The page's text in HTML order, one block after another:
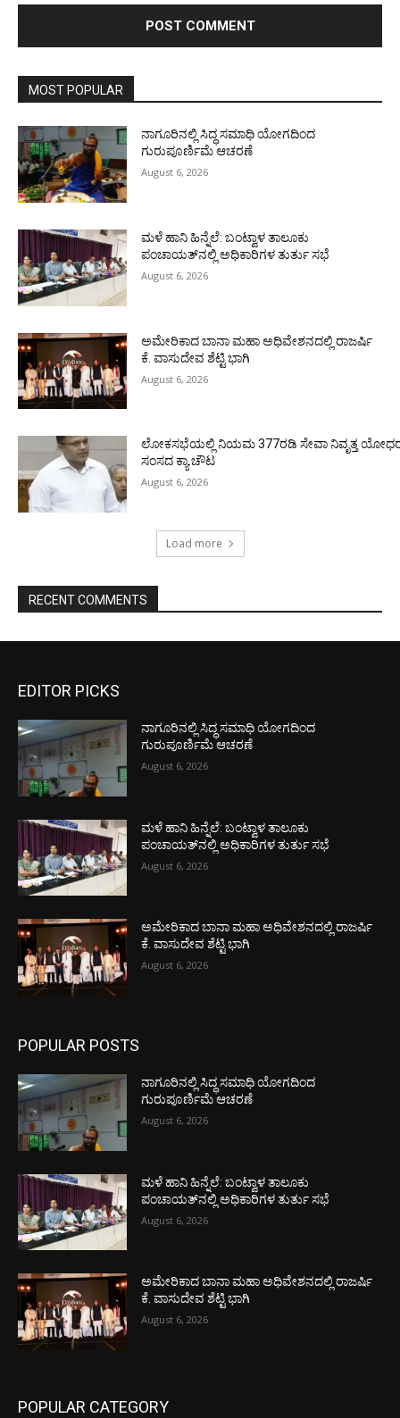
MOST POPULAR
ನಾಗೂರಿನಲ್ಲಿ ಸಿದ್ಧ ಸಮಾಧಿ ಯೋಗದಿಂದ
ಗುರುಪೂರ್ಣಿಮೆ ಆಚರಣೆ
August 6, 2026
ಮಳೆ ಹಾನಿ ಹಿನ್ನೆಲೆ: ಬಂಟ್ವಾಳ ತಾಲೂಕು
ಪಂಚಾಯತ್‌ನಲ್ಲಿ ಅಧಿಕಾರಿಗಳ ತುರ್ತು ಸಭೆ
August 6, 2026
ಅಮೇರಿಕಾದ ಬಾನಾ ಮಹಾ ಅಧಿವೇಶನದಲ್ಲಿ ರಾಜರ್ಷಿ
ಕೆ. ವಾಸುದೇವ ಶೆಟ್ಟಿ ಭಾಗಿ
August 6, 2026
ಲೋಕಸಭೆಯಲ್ಲಿ ನಿಯಮ 377ರಡಿ ಸೇವಾ ನಿವೃತ್ತ
ಸಂಸದ ಕ್ಯಾ.ಚೌಟ
August 6, 2026
Load more
RECENT COMMENTS
EDITOR PICKS
ನಾಗೂರಿನಲ್ಲಿ ಸಿದ್ಧ ಸಮಾಧಿ ಯೋಗದಿಂದ
ಗುರುಪೂರ್ಣಿಮೆ ಆಚರಣೆ
August 6, 2026
ಮಳೆ ಹಾನಿ ಹಿನ್ನೆಲೆ: ಬಂಟ್ವಾಳ ತಾಲೂಕು
ಪಂಚಾಯತ್‌ನಲ್ಲಿ ಅಧಿಕಾರಿಗಳ ತುರ್ತು ಸಭೆ
August 6, 2026
ಅಮೇರಿಕಾದ ಬಾನಾ ಮಹಾ ಅಧಿವೇಶನದಲ್ಲಿ ರಾಜರ್ಷಿ
ಕೆ. ವಾಸುದೇವ ಶೆಟ್ಟಿ ಭಾಗಿ
August 6, 2026
POPULAR POSTS
ನಾಗೂರಿನಲ್ಲಿ ಸಿದ್ಧ ಸಮಾಧಿ ಯೋಗದಿಂದ
ಗುರುಪೂರ್ಣಿಮೆ ಆಚರಣೆ
August 6, 2026
ಮಳೆ ಹಾನಿ ಹಿನ್ನೆಲೆ: ಬಂಟ್ವಾಳ ತಾಲೂಕು
ಪಂಚಾಯತ್‌ನಲ್ಲಿ ಅಧಿಕಾರಿಗಳ ತುರ್ತು ಸಭೆ
August 6, 2026
ಅಮೇರಿಕಾದ ಬಾನಾ ಮಹಾ ಅಧಿವೇಶನದಲ್ಲಿ ರಾಜರ್ಷಿ
ಕೆ. ವಾಸುದೇವ ಶೆಟ್ಟಿ ಭಾಗಿ
August 6, 2026
POPULAR CATEGORY